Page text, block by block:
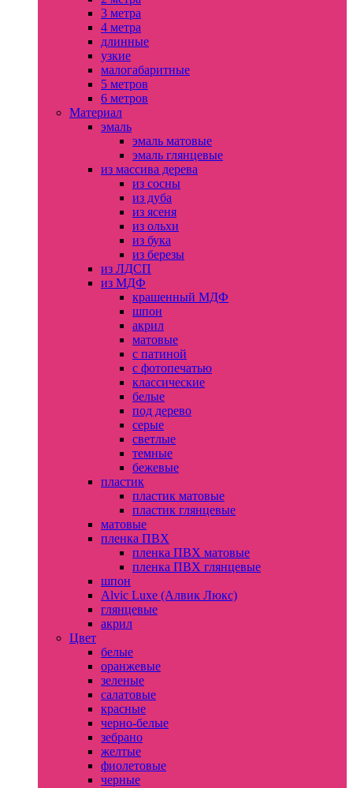
3 метра
4 метра
длинные
узкие
малогабаритные
5 метров
6 метров
Материал
эмаль
эмаль матовые
эмаль глянцевые
из массива дерева
из сосны
из дуба
из ясеня
из ольхи
из бука
из березы
из ЛДСП
из МДФ
крашенный МДФ
шпон
акрил
матовые
с патиной
с фотопечатью
классические
белые
под дерево
серые
светлые
темные
бежевые
пластик
пластик матовые
пластик глянцевые
матовые
пленка ПВХ
пленка ПВХ матовые
пленка ПВХ глянцевые
шпон
Alvic Luxe (Алвик Люкс)
глянцевые
акрил
Цвет
белые
оранжевые
зеленые
салатовые
красные
черно-белые
зебрано
желтые
фиолетовые
черные